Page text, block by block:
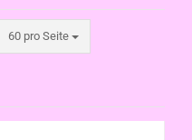
60 pro Seite
pro Seite